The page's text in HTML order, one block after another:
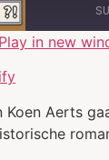
Play in new
Koen Aerts